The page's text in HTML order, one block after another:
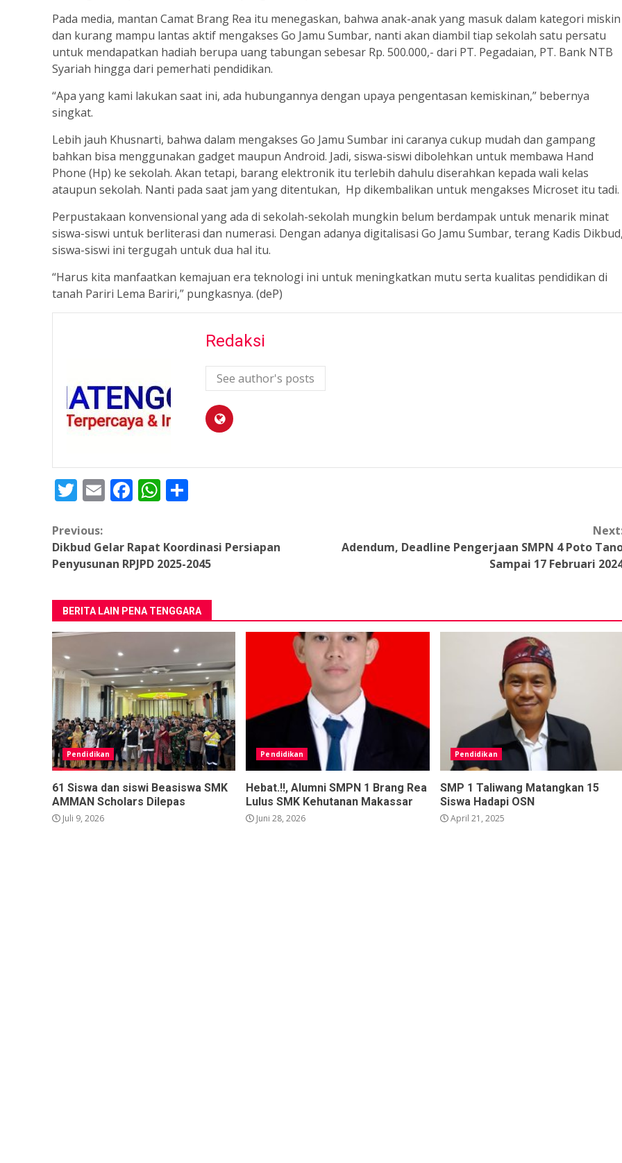
Pada media, mantan Camat Brang Rea itu menegaskan, bahwa anak-anak yang masuk dalam kategori miskin
dan kurang mampu lantas aktif mengakses Go Jamu Sumbar, nanti akan diambil tiap sekolah satu persatu
untuk mendapatkan hadiah berupa uang tabungan sebesar Rp. 500.000,- dari PT. Pegadaian, PT. Bank NTB
Syariah hingga dari pemerhati pendidikan.
“Apa yang kami lakukan saat ini, ada hubungannya dengan upaya pengentasan kemiskinan,” bebernya
singkat.
Lebih jauh Khusnarti, bahwa dalam mengakses Go Jamu Sumbar ini caranya cukup mudah dan gampang
bahkan bisa menggunakan gadget maupun Android. Jadi, siswa-siswi dibolehkan untuk membawa Hand
Phone (Hp) ke sekolah. Akan tetapi, barang elektronik itu terlebih dahulu diserahkan kepada wali kelas
ataupun sekolah. Nanti pada saat jam yang ditentukan, Hp dikembalikan untuk mengakses Microset itu tadi.
Perpustakaan konvensional yang ada di sekolah-sekolah mungkin belum berdampak untuk menarik minat
siswa-siswi untuk berliterasi dan numerasi. Dengan adanya digitalisasi Go Jamu Sumbar, terang Kadis
siswa-siswi ini tergugah untuk dua hal itu.
“Harus kita manfaatkan kemajuan era teknologi ini untuk meningkatkan mutu serta kualitas pendidikan di
tanah Pariri Lema Bariri,” pungkasnya. (deP)
Redaksi
See author's posts
Twitter
EmailFacebook
WhatsApp
Continue
Reading
Previous:
Dikbud Gelar Rapat Koordinasi Persiapan
Penyusunan RPJPD 2025-2045
Adendum, Deadline Pengerjaan SMPN 4 Poto
Sampai 17 Februari
BERITA LAIN PENA TENGGARA
Pendidikan
61 Siswa dan siswi Beasiswa SMK
AMMAN Scholars Dilepas
Juli 9, 2026
Pendidikan
Hebat.!!, Alumni SMPN 1 Brang Rea
Lulus SMK Kehutanan Makassar
Juni 28, 2026
Pendidikan
SMP 1 Taliwang Matangkan 15
Siswa Hadapi OSN
April 21, 2025